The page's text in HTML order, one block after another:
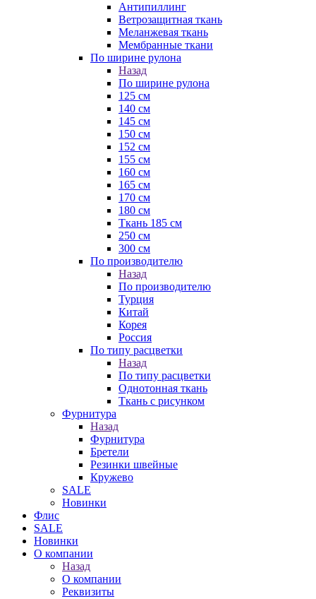
Антипиллинг
Ветрозащитная ткань
Меланжевая ткань
Мембранные ткани
По ширине рулона
Назад
По ширине рулона
125 см
140 см
145 см
150 см
152 см
155 см
160 см
165 см
170 см
180 см
Ткань 185 см
250 см
300 см
По производителю
Назад
По производителю
Турция
Китай
Корея
Россия
По типу расцветки
Назад
По типу расцветки
Однотонная ткань
Ткань с рисунком
Фурнитура
Назад
Фурнитура
Бретели
Резинки швейные
Кружево
SALE
Новинки
Флис
SALE
Новинки
О компании
Назад
О компании
Реквизиты